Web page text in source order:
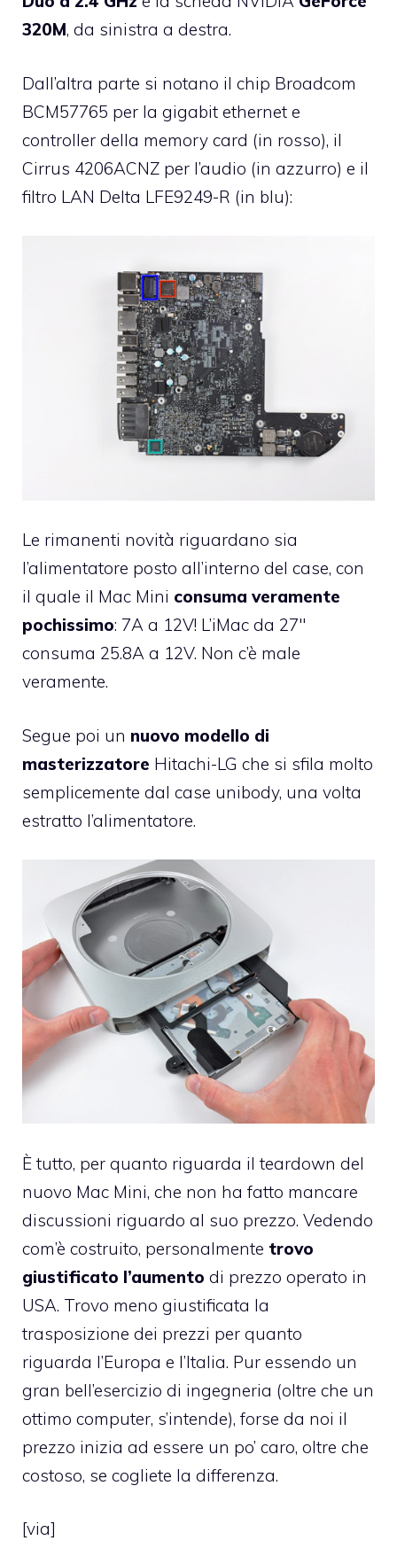
320M, da sinistra a destra.
Dall’altra parte si notano il chip Broadcom
BCM57765 per la gigabit ethernet e
controller della memory card (in rosso), il
Cirrus 4206ACNZ per l’audio (in azzurro) e il
filtro LAN Delta LFE9249-R (in blu):
Le rimanenti novità riguardano sia
l’alimentatore posto all’interno del case, con
il quale il Mac Mini consuma veramente
pochissimo: 7A a 12V! L’iMac da 27″
consuma 25.8A a 12V. Non c’è male
veramente.
Segue poi un nuovo modello di
masterizzatore Hitachi-LG che si sfila molto
semplicemente dal case unibody, una volta
estratto l’alimentatore.
È tutto, per quanto riguarda il teardown del
nuovo Mac Mini, che non ha fatto mancare
discussioni riguardo al suo prezzo. Vedendo
com’è costruito, personalmente trovo
giustificato l’aumento di prezzo operato in
USA. Trovo meno giustificata la
trasposizione dei prezzi per quanto
riguarda l’Europa e l’Italia. Pur essendo un
gran bell’esercizio di ingegneria (oltre che un
ottimo computer, s’intende), forse da noi il
prezzo inizia ad essere un po’ caro, oltre che
costoso, se cogliete la differenza.
[via]